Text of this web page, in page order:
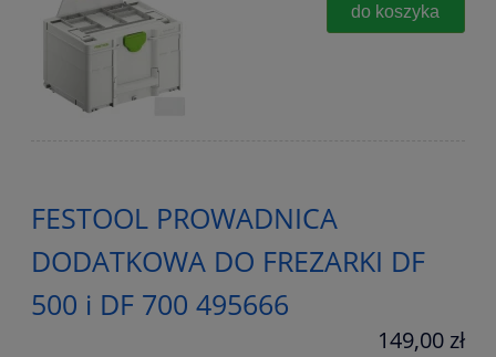
do koszyka
FESTOOL PROWADNICA
DODATKOWA DO FREZARKI DF
500 i DF 700 495666
149,00 zł